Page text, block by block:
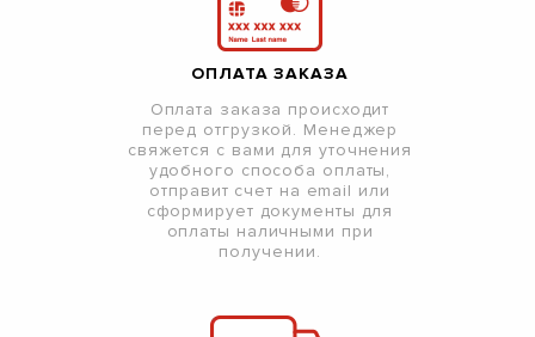
ОПЛАТА ЗАКАЗА
Оплата заказа происходит
перед отгрузкой. Менеджер
свяжется с вами для уточнения
удобного способа оплаты,
отправит счет на email или
сформирует документы для
оплаты наличными при
получении.